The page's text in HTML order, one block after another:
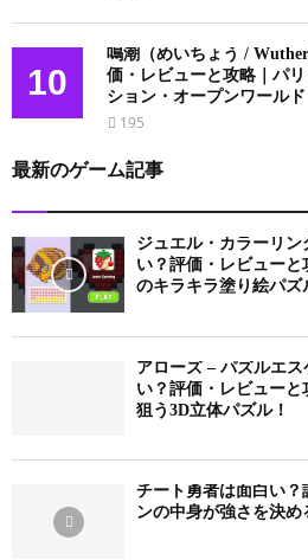
10
鳴潮（めいちょう /
価・レビューと攻略｜パ
ション・オープンワールド
195
最新のゲーム記事
ジュエル・カラーリン
い？評価・レビュー
のキラキラ塗り絵パズ
アローズ – パズルエ
い？評価・レビュー
狙う3D立体パズル！
チート勇者は面白い
ンの中身が強さを決め